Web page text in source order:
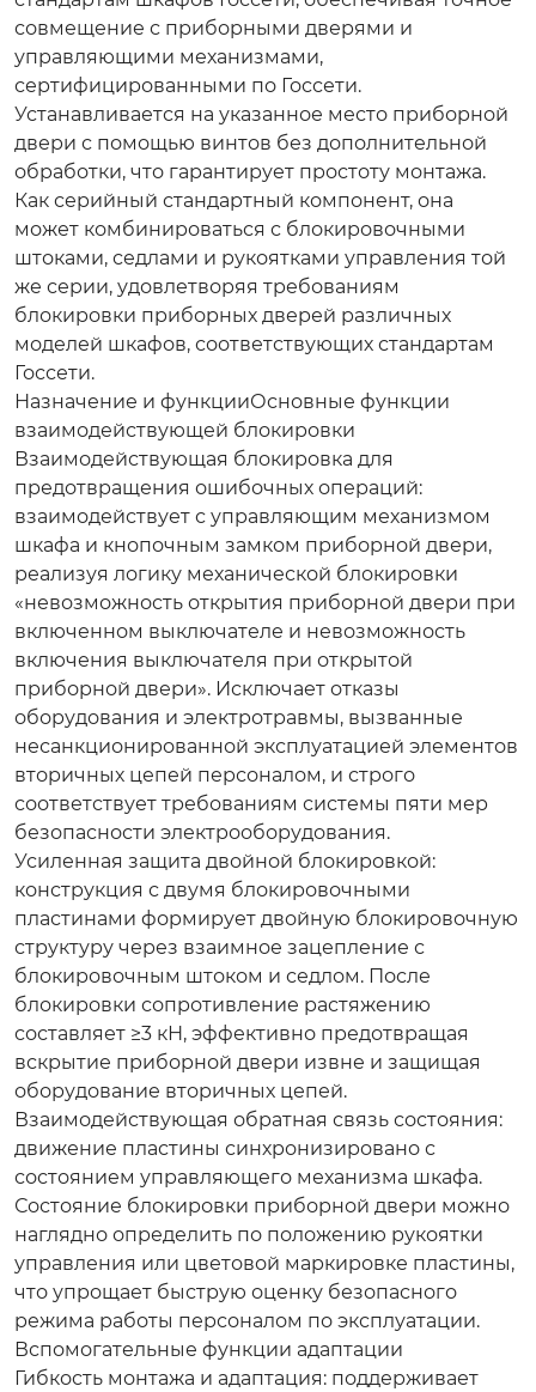
совмещение с приборными дверями и
управляющими механизмами,
сертифицированными по Госсети.
Устанавливается на указанное место приборной
двери с помощью винтов без дополнительной
обработки, что гарантирует простоту монтажа.
Как серийный стандартный компонент, она
может комбинироваться с блокировочными
штоками, седлами и рукоятками управления той
же серии, удовлетворяя требованиям
блокировки приборных дверей различных
моделей шкафов, соответствующих стандартам
Госсети.
Назначение и функцииОсновные функции
взаимодействующей блокировки
Взаимодействующая блокировка для
предотвращения ошибочных операций:
взаимодействует с управляющим механизмом
шкафа и кнопочным замком приборной двери,
реализуя логику механической блокировки
«невозможность открытия приборной двери при
включенном выключателе и невозможность
включения выключателя при открытой
приборной двери». Исключает отказы
оборудования и электротравмы, вызванные
несанкционированной эксплуатацией элементов
вторичных цепей персоналом, и строго
соответствует требованиям системы пяти мер
безопасности электрооборудования.
Усиленная защита двойной блокировкой:
конструкция с двумя блокировочными
пластинами формирует двойную блокировочную
структуру через взаимное зацепление с
блокировочным штоком и седлом. После
блокировки сопротивление растяжению
составляет ≥3 кН, эффективно предотвращая
вскрытие приборной двери извне и защищая
оборудование вторичных цепей.
Взаимодействующая обратная связь состояния:
движение пластины синхронизировано с
состоянием управляющего механизма шкафа.
Состояние блокировки приборной двери можно
наглядно определить по положению рукоятки
управления или цветовой маркировке пластины,
что упрощает быструю оценку безопасного
режима работы персоналом по эксплуатации.
Вспомогательные функции адаптации
Гибкость монтажа и адаптация: поддерживает